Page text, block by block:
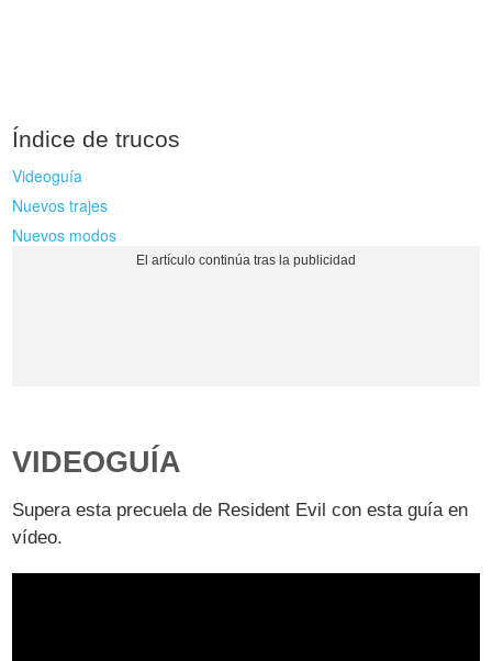
Índice de trucos
Videoguía
Nuevos trajes
Nuevos modos
VIDEOGUÍA
Supera esta precuela de Resident Evil con esta guía en
vídeo.